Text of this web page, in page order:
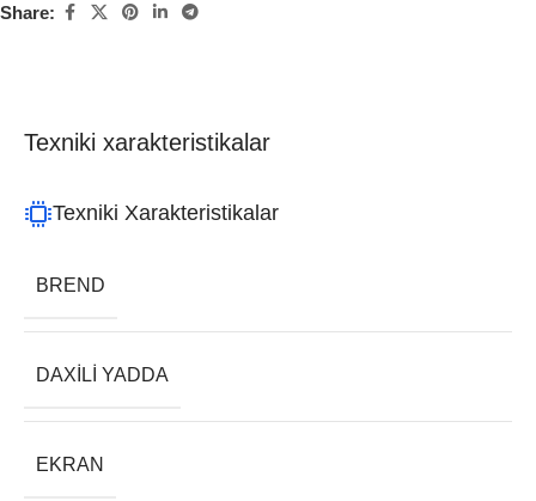
Share:
Texniki xarakteristikalar
Texniki Xarakteristikalar
BREND
DAXILI YADDA
EKRAN